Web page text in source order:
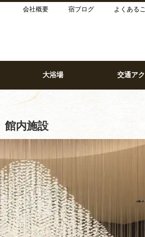
会社概要 宿ブログ よくある
大浴場 交通ア
館内施設